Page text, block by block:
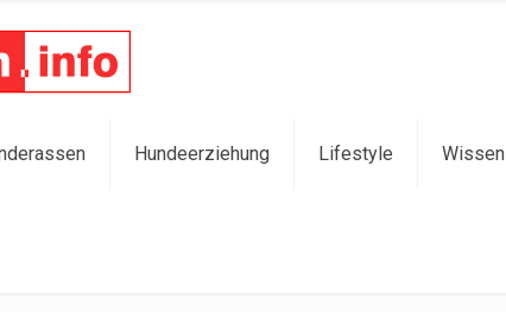
Hundeerziehung Lifestyle Wissen